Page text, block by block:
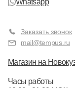
Whatsapp
Заказать звонок
mail@tempus.ru
Магазин на
Часы работы